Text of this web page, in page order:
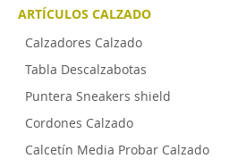
ARTÍCULOS CALZADO
Calzadores Calzado
Tabla Descalzabotas
Puntera Sneakers shield
Cordones Calzado
Calcetín Media Probar Calzado